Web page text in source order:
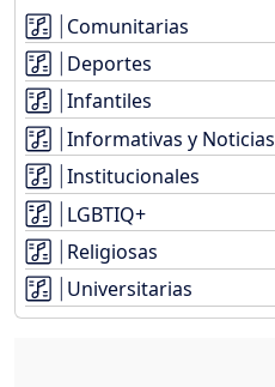
Comunitarias
Deportes
Infantiles
Informativas y Noticias
Institucionales
LGBTIQ+
Religiosas
Universitarias